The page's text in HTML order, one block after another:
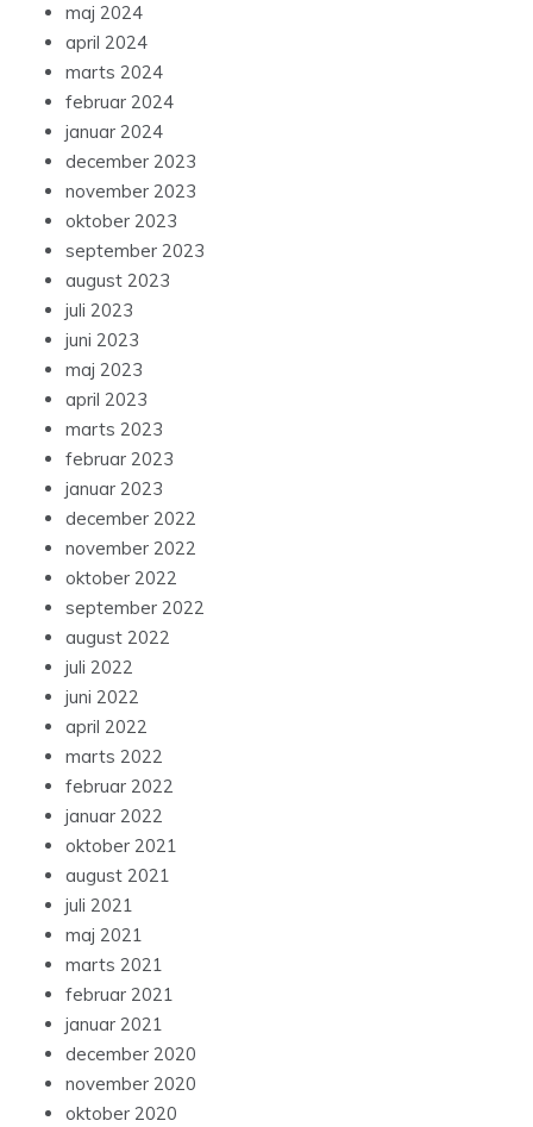
maj 2024
april 2024
marts 2024
februar 2024
januar 2024
december 2023
november 2023
oktober 2023
september 2023
august 2023
juli 2023
juni 2023
maj 2023
april 2023
marts 2023
februar 2023
januar 2023
december 2022
november 2022
oktober 2022
september 2022
august 2022
juli 2022
juni 2022
april 2022
marts 2022
februar 2022
januar 2022
oktober 2021
august 2021
juli 2021
maj 2021
marts 2021
februar 2021
januar 2021
december 2020
november 2020
oktober 2020